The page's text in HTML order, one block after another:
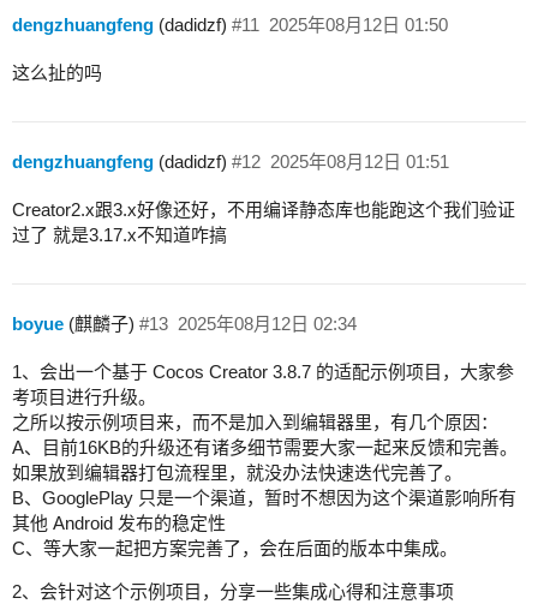
dengzhuangfeng (dadidzf) 2025年08月12日 01:50
#11
这么扯的吗
dengzhuangfeng (dadidzf) 2025年08月12日 01:51
#12
Creator2.x跟3.x好像还好，不用编译静态库也能跑这个我们验证
过了 就是3.17.x不知道咋搞
boyue (麒麟子) 2025年08月12日 02:34
#13
1、会出一个基于 Cocos Creator 3.8.7 的适配示例项目，大家参
考项目进行升级。
之所以按示例项目来，而不是加入到编辑器里，有几个原因：
A、目前16KB的升级还有诸多细节需要大家一起来反馈和完善。
如果放到编辑器打包流程里，就没办法快速迭代完善了。
B、GooglePlay 只是一个渠道，暂时不想因为这个渠道影响所有
其他 Android 发布的稳定性
C、等大家一起把方案完善了，会在后面的版本中集成。
2、会针对这个示例项目，分享一些集成心得和注意事项